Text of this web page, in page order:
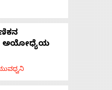
ಅಯೋಧ್ಯೆಯ